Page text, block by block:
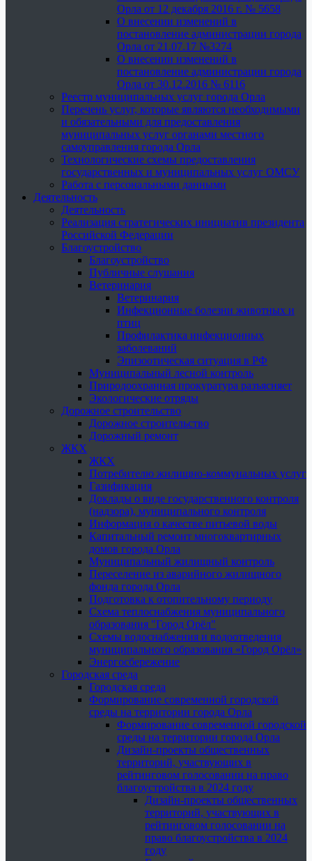
Орла от 12 декабря 2016 г. № 5658
О внесении изменений в
постановление администрации города
Орла от 21.07.17 №3274
О внесении изменений в
постановление администрации города
Орла от 30.12.2016 № 6116
Реестр муниципальных услуг города Орла
Перечень услуг, которые являются необходимыми
и обязательными для предоставления
муниципальных услуг органами местного
самоуправления города Орла
Технологические схемы предоставления
государственных и муниципальных услуг ОМСУ
Работа с персональными данными
Деятельность
Деятельность
Реализация стратегических инициатив президента
Российской Федерации
Благоустройство
Благоустройство
Публичные слушания
Ветеринария
Ветеринария
Инфекционные болезни животных и
птиц
Профилактика инфекционных
заболеваний
Эпизоотическая ситуация в РФ
Муниципальный лесной контроль
Природоохранная прокуратура разъясняет
Экологические отряды
Дорожное строительство
Дорожное строительство
Дорожный ремонт
ЖКХ
ЖКХ
Потребителю жилищно-коммунальных услуг
Газификация
Доклады о виде государственного контроля
(надзора), муниципального контроля
Информация о качестве питьевой воды
Капитальный ремонт многоквартирных
домов города Орла
Муниципальный жилищный контроль
Переселение из аварийного жилищного
фонда города Орла
Подготовка к отопительному периоду
Схема теплоснабжения муниципального
образования "Город Орёл"
Схемы водоснабжения и водоотведения
муниципального образования «Город Орёл»
Энергосбережение
Городская среда
Городская среда
Формирование современной городской
среды на территории города Орла
Формирование современной городской
среды на территории города Орла
Дизайн-проекты общественных
территорий, участвующих в
рейтинговом голосовании на право
благоустройства в 2024 году
Дизайн-проекты общественных
территорий, участвующих в
рейтинговом голосовании на
право благоустройства в 2024
году